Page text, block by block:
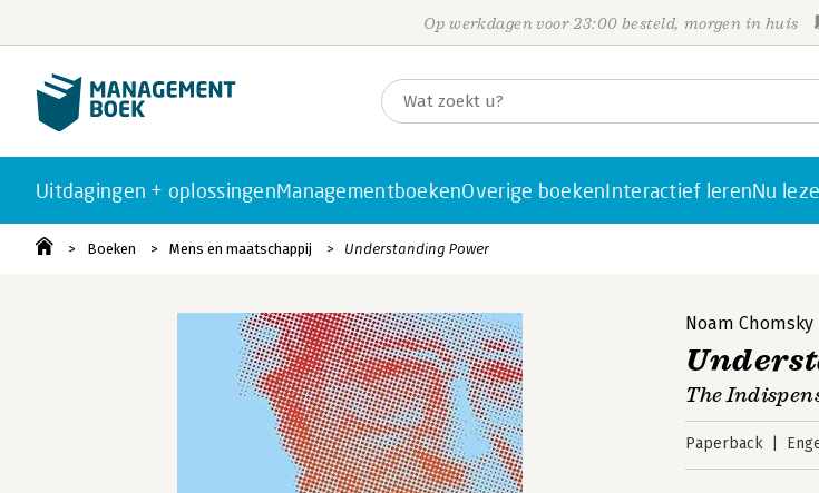
Op werkdagen voor 23:00 besteld, morgen in huis
Uitdagingen + oplossingenManagementboekenOverige boekenInteractief lerenNu
Boeken Mens en maatschappij Understanding Power
Noam Chomsky
The
Paperback